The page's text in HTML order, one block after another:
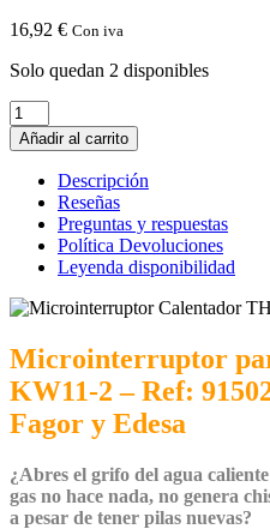
16,92 € Con iva
Solo quedan 2 disponibles
Microinterruptor
Calentador
THERMOR
915026
cantidad
Añadir al carrito
Descripción
Reseñas
Preguntas y respuestas
Política Devoluciones
Leyenda disponibilidad
Microinterruptor
KW11-2 – Ref:
Fagor y Edesa
¿Abres el grifo del agua
gas no hace nada, no genera
a pesar de tener pilas nuevas?